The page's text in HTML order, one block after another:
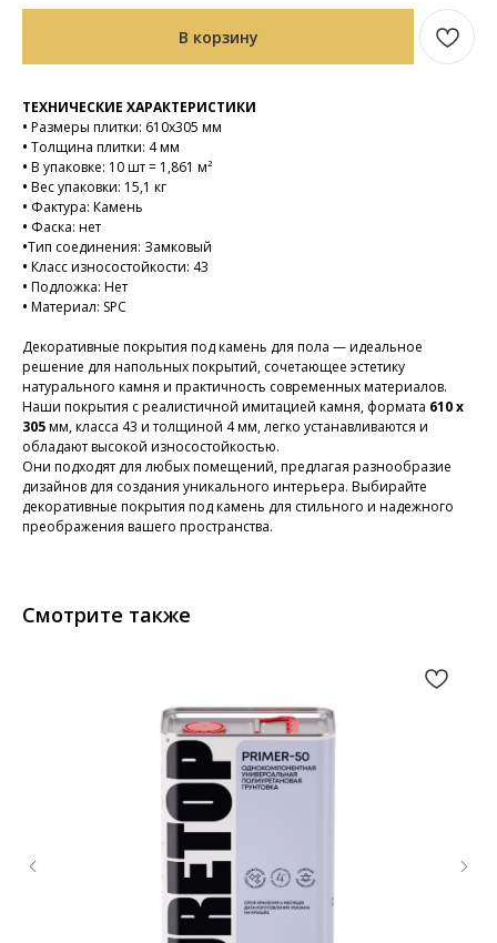
В корзину
ТЕХНИЧЕСКИЕ ХАРАКТЕРИСТИКИ
• Размеры плитки: 610х305 мм
• Толщина плитки: 4 мм
• В упаковке: 10 шт = 1,861 м²
• Вес упаковки: 15,1 кг
• Фактура: Камень
• Фаска: нет
•Тип соединения: Замковый
• Класс износостойкости: 43
• Подложка: Нет
• Материал: SPC
Декоративные покрытия под камень для пола — идеальное
решение для напольных покрытий, сочетающее эстетику
натурального камня и практичность современных материалов.
Наши покрытия с реалистичной имитацией камня, формата 610 x
305мм, класса 43 и толщиной 4 мм, легко устанавливаются и
обладают высокой износостойкостью.
Они подходят для любых помещений, предлагая разнообразие
дизайнов для создания уникального интерьера. Выбирайте
декоративные покрытия под камень для стильного и надежного
преображения вашего пространства.
Смотрите также